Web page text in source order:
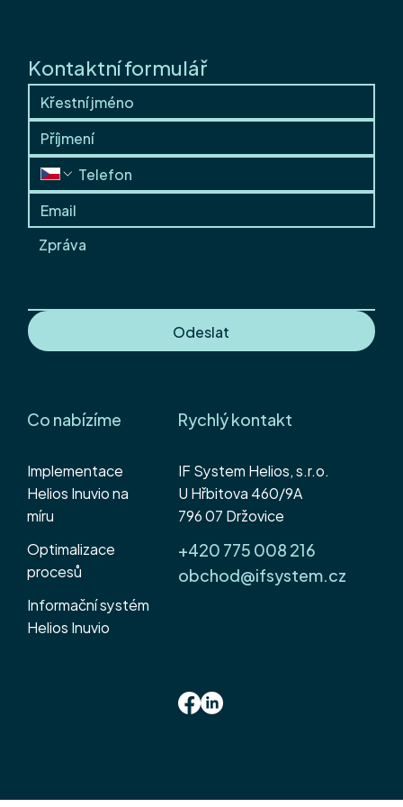
Přejeme úspěšný vstup do roku 2026
Kontaktní formulář
Odeslat
Rychlý kontakt
IF System Helios, s.r.o.
U Hřbitova 460/9A
796 07 Držovice
+420 775 008 216
obchod@ifsystem.cz
Co nabízíme
Implementace
Helios Inuvio na
míru
Optimalizace
procesů
Informační systém
Helios Inuvio